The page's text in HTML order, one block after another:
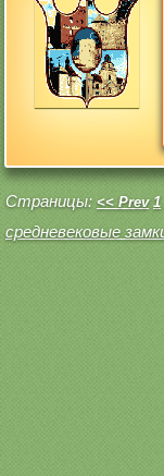
Страницы: << Prev 1
средневековые